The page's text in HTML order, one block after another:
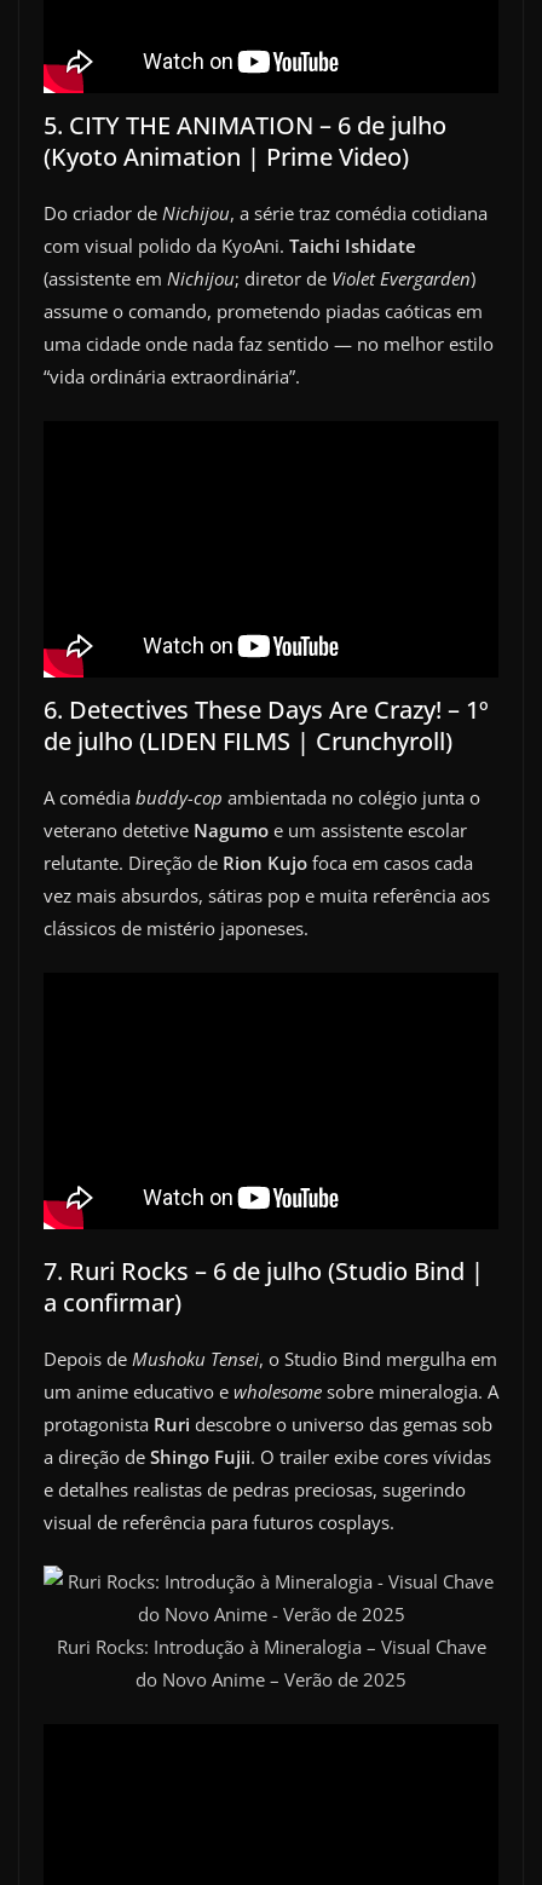
5. CITY THE ANIMATION – 6 de julho
(Kyoto Animation | Prime Video)
Do criador de Nichijou, a série traz comédia cotidiana
com visual polido da KyoAni. Taichi Ishidate
(assistente em Nichijou; diretor de Violet Evergarden)
assume o comando, prometendo piadas caóticas em
uma cidade onde nada faz sentido — no melhor estilo
“vida ordinária extraordinária”.
6. Detectives These Days Are Crazy! – 1º
de julho (LIDEN FILMS | Crunchyroll)
A comédia buddy-cop ambientada no colégio junta o
veterano detetive Nagumo e um assistente escolar
relutante. Direção de Rion Kujo foca em casos cada
vez mais absurdos, sátiras pop e muita referência aos
clássicos de mistério japoneses.
7. Ruri Rocks – 6 de julho (Studio Bind |
a confirmar)
Depois de Mushoku Tensei, o Studio Bind mergulha em
um anime educativo e wholesome sobre mineralogia. A
protagonista Ruri descobre o universo das gemas sob
a direção de Shingo Fujii. O trailer exibe cores vívidas
e detalhes realistas de pedras preciosas, sugerindo
visual de referência para futuros cosplays.
Ruri Rocks: Introdução à Mineralogia – Visual Chave
do Novo Anime – Verão de 2025